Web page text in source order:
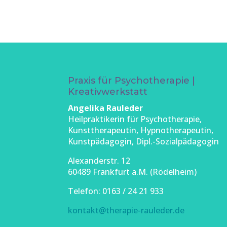
Praxis für Psychotherapie |
Kreativwerkstatt
Angelika Rauleder
Heilpraktikerin für Psychotherapie,
Kunsttherapeutin, Hypnotherapeutin,
Kunstpädagogin, Dipl.-Sozialpädagogin
Alexanderstr. 12
60489 Frankfurt a.M. (Rödelheim)
Telefon: 0163 / 24 21 933
kontakt@therapie-rauleder.de